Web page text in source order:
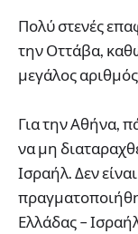
Πολύ στενές
την Οττάβα,
μεγάλος
Για την Αθήνα,
να μη
Ισραήλ. Δεν
Ελλάδας –